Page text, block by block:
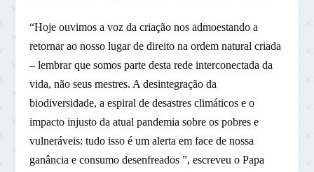
“Hoje ouvimos a voz da criação nos admoestando a
retornar ao nosso lugar de direito na ordem natural criada
– lembrar que somos parte desta rede interconectada da
vida, não seus mestres. A desintegração da
biodiversidade, a espiral de desastres climáticos e o
impacto injusto da atual pandemia sobre os pobres e
vulneráveis: tudo isso é um alerta em face de nossa
ganância e consumo desenfreados ”, escreveu o Papa